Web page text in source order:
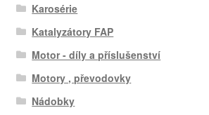
Karosérie
Katalyzátory FAP
Motor - díly a příslušenství
Motory , převodovky
Nádobky